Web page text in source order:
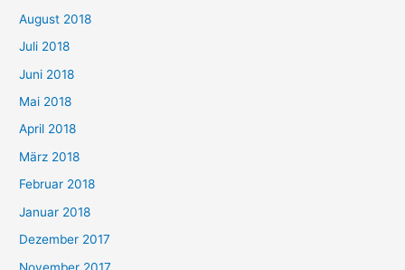
August 2018
Juli 2018
Juni 2018
Mai 2018
April 2018
März 2018
Februar 2018
Januar 2018
Dezember 2017
November 2017